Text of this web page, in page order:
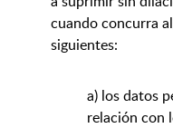
cuando concurra
siguientes:
a) los datos
relación con